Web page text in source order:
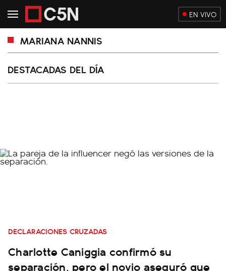
EN VIVO
MARIANA NANNIS
DESTACADAS DEL DÍA
DECLARACIONES CRUZADAS
Charlotte Caniggia confirmó su
separación, pero el novio aseguró que